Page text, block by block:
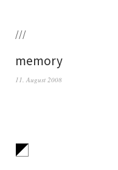
///
memory
11. August 2008